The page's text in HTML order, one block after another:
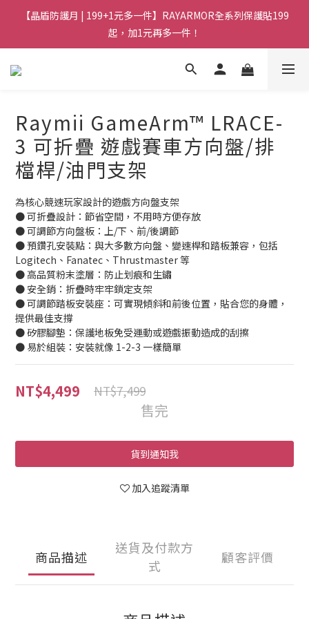
【晶盾防護月 | 199+1元多一件】RAYARMOR全系列保護貼199
起，加1元再多一件！
Raymii GameArm™ LRACE-
3 可折疊 遊戲賽車方向盤/排
檔桿/油門支架
為核心競速玩家設計的遊戲方向盤支架
● 可折疊設計：節省空間，不用時方便存放
● 可調節方向盤板：上/下、前/後調節
● 預鑽孔安裝點：與大多數方向盤、變速桿和踏板兼容，包括
Logitech、Fanatec、Thrustmaster 等
● 高品質粉末塗層：防止划痕和生鏽
● 安全銷：折疊時牢牢鎖定支架
● 可調節踏板安裝座：可實現傾斜和前後位置，貼合您的身體，
提供最佳支撐
● 矽膠腳墊：保護地板免受運動或遊戲振動造成的刮擦
● 易於組裝：安裝就像 1-2-3 一樣簡單
NT$4,499 NT$7,499
售完
貨到通知我
加入追蹤清單
商品描述
送貨及付款方
式
顧客評價